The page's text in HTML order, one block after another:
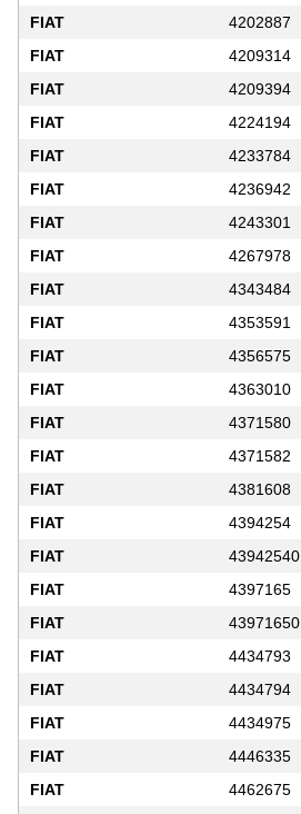
FIAT
4202887
FIAT
4209314
FIAT
4209394
FIAT
4224194
FIAT
4233784
FIAT
4236942
FIAT
4243301
FIAT
4267978
FIAT
4343484
FIAT
4353591
FIAT
4356575
FIAT
4363010
FIAT
4371580
FIAT
4371582
FIAT
4381608
FIAT
4394254
FIAT
43942540
FIAT
4397165
FIAT
43971650
FIAT
4434793
FIAT
4434794
FIAT
4434975
FIAT
4446335
FIAT
4462675